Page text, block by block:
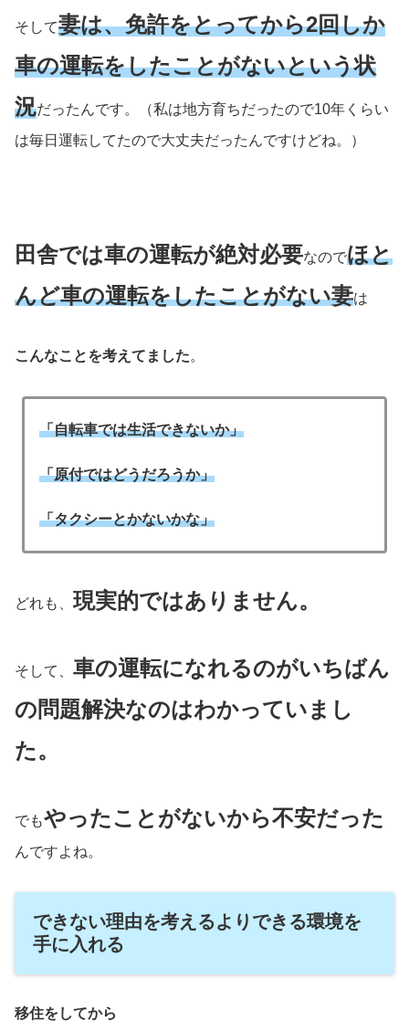
そして妻は、免許をとってから2回しか
車の運転をしたことがないという状
況だったんです。（私は地方育ちだったので10年くらい
は毎日運転してたので大丈夫だったんですけどね。）
田舎では車の運転が絶対必要なのでほと
んど車の運転をしたことがない妻は
こんなことを考えてました。
「自転車では生活できないか」
「原付ではどうだろうか」
「タクシーとかないかな」
どれも、 現実的ではありません。
そして、 車の運転になれるのがいちばん
の問題解決なのはわかっていまし
た。
でもやったことがないから不安だった
んですよね。
できない理由を考えるよりできる環境を
手に入れる
移住をしてから